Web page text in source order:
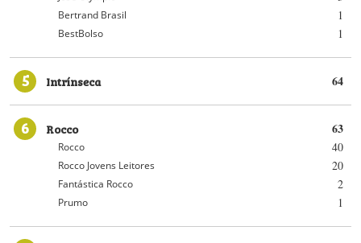
1
Bertrand Brasil
1
BestBolso
5 64
Intrínseca
6 63
Rocco
40
Rocco
20
Rocco Jovens Leitores
2
Fantástica Rocco
1
Prumo